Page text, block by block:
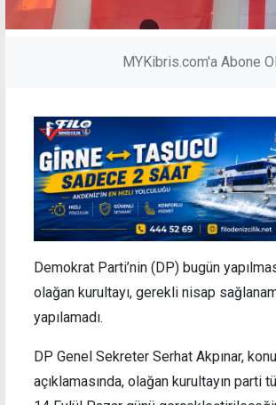
MYKibris.com'a Abone Ol
Demokrat Parti’nin (DP) bugün
olağan kurultayı, gerekli nisap
yapılamadı.
DP Genel Sekreter Serhat Akpınar,
açıklamasında, olağan kurultayın parti